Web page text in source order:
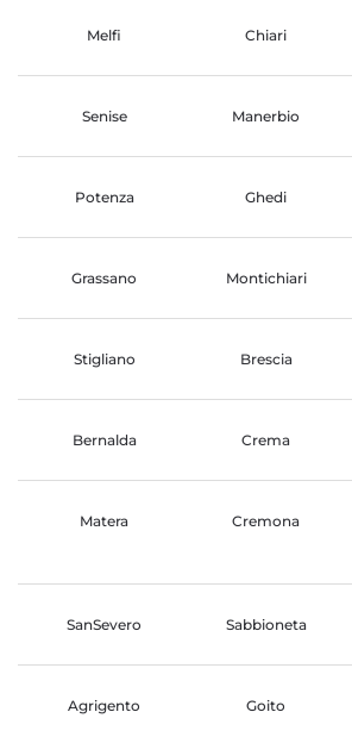
Melfi Chiari
Senise Manerbio
Potenza Ghedi
Grassano Montichiari
Stigliano Brescia
Bernalda Crema
Matera Cremona
SanSevero Sabbioneta
Agrigento Goito